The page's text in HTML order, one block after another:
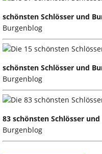
schönsten Schlösser und
Burgenblog
schönsten Schlösser und
Burgenblog
83 schönsten Schlösser
Burgenblog